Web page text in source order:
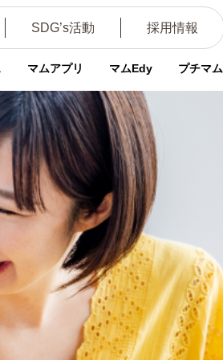
SDG’s活動 採用情報
マムアプリ マムEdy プチマム